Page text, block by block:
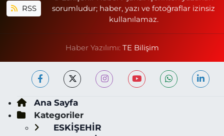
RSS
sorumludur; haber, yazı ve fotoğraflar izinsiz
kullanılamaz.
Haber Yazılımı: TE Bilişim
Ana Sayfa
Kategoriler
ESKİŞEHİR